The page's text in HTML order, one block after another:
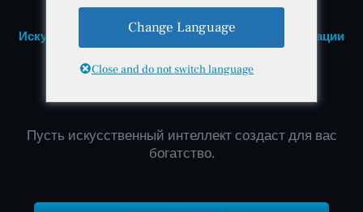
Искусственный интеллект • Безопасность • Инновации
BitradeX
Пусть искусственный интеллект создаст для вас
богатство.
Change Language
Close and do not switch language